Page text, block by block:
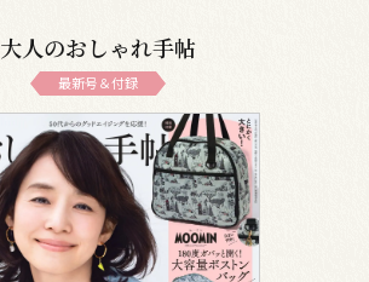
大人のおしゃれ手帖
最新号＆付録